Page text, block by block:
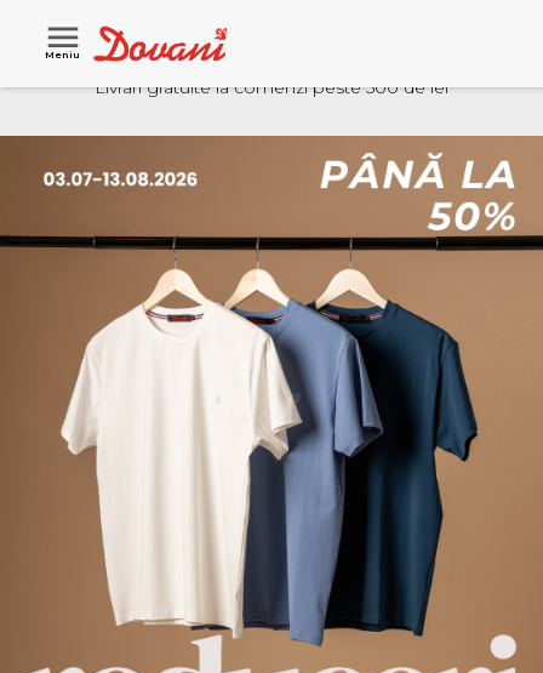
Meniu
Livrari gratuite la comenzi peste 500 de lei